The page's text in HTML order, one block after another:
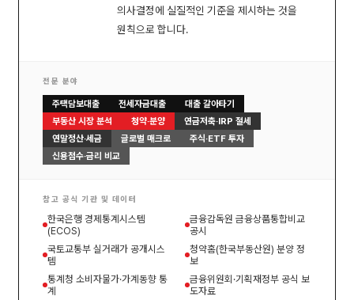
의사결정에 실질적인 기준을 제시하는 것을
원칙으로 합니다.
전문 분야
주택담보대출 전세자금대출
대출 갈아타기
부동산 시장 분석
청약·분양
연금저축·IRP 절세
연말정산·세금
글로벌 매크로
주식·ETF 투자
신용점수·금리 비교
참고 공식 기관 및 데이터
한국은행 경제통계시스템
(ECOS)
금융감독원 금융상품통합비교
공시
국토교통부 실거래가 공개시스
템
청약홈(한국부동산원) 분양 정
보
통계청 소비자물가·가계동향 통
계
금융위원회·기획재정부 공식 보
도자료